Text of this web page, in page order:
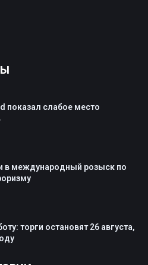
показал слабое место
в международный розыск по
торги остановят 26 августа,